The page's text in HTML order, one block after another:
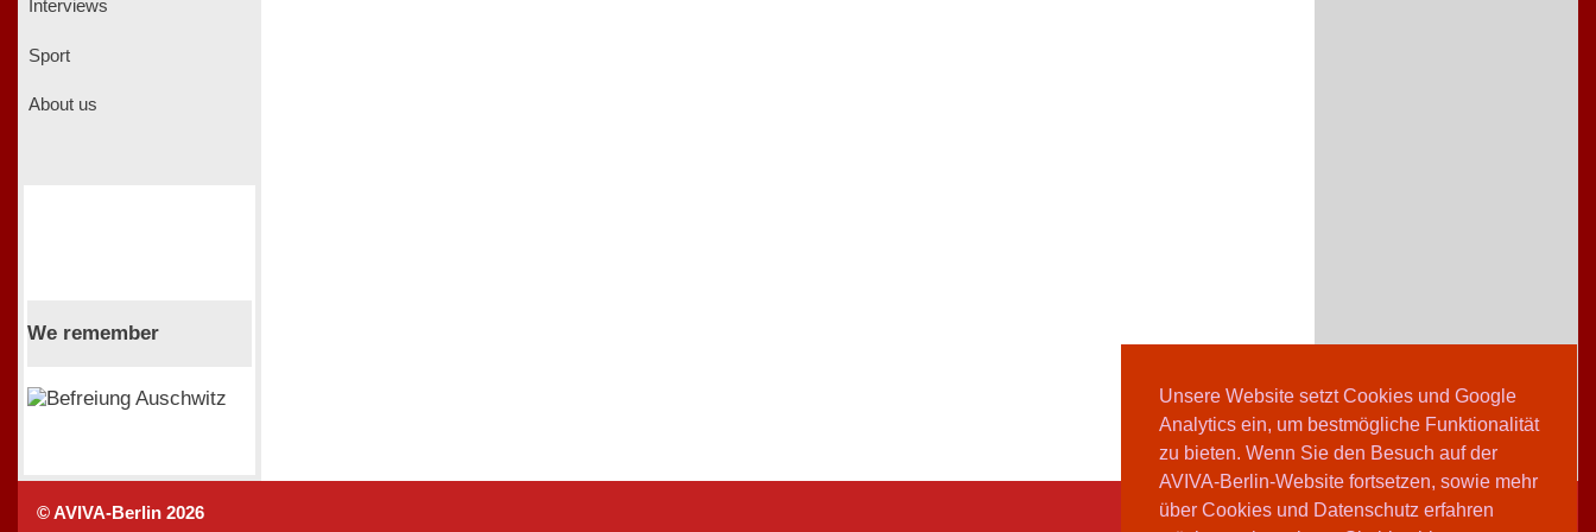
Unsere Website setzt Cookies und Google
Analytics ein, um bestmögliche Funktionalität
zu bieten. Wenn Sie den Besuch auf der
AVIVA-Berlin-Website fortsetzen, sowie mehr
über Cookies und Datenschutz erfahren
Interviews
Sport
About us
We remember
© AVIVA-Berlin 2026